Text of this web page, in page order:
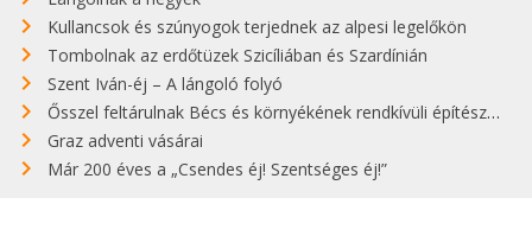
Kullancsok és szúnyogok terjednek az alpesi legelőkön
Tombolnak az erdőtüzek Szicíliában és Szardínián
Szent Iván-éj – A lángoló folyó
Ősszel feltárulnak Bécs és környékének rendkívüli építészeti kincsei
Graz adventi vásárai
Már 200 éves a „Csendes éj! Szentséges éj!”